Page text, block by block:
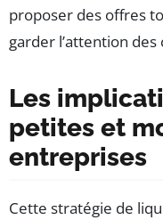
proposer des offres
garder l’attention
Les
petites et
entreprises
Cette stratégie de